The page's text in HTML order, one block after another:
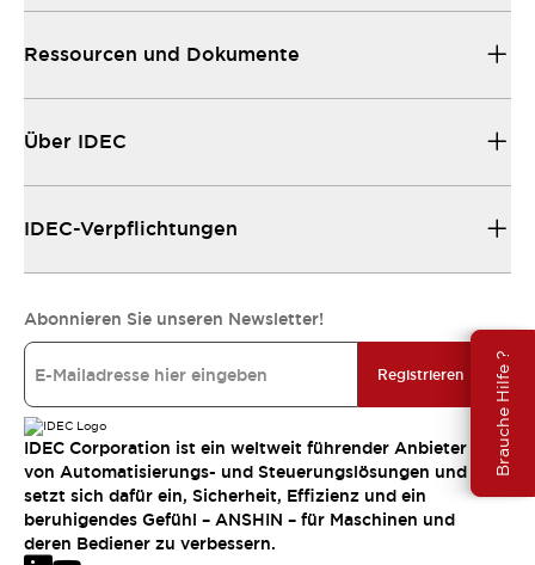
Brauche Hilfe ?
Ressourcen und Dokumente
Über IDEC
IDEC-Verpflichtungen
Abonnieren Sie unseren Newsletter!
Registrieren
IDEC Corporation ist ein weltweit führender Anbieter
von Automatisierungs- und Steuerungslösungen und
setzt sich dafür ein, Sicherheit, Effizienz und ein
beruhigendes Gefühl – ANSHIN – für Maschinen und
deren Bediener zu verbessern.